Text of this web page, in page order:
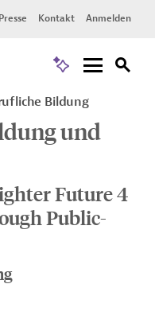
Presse Kontakt Anmelden
Bildung
und
Future 4
Public-